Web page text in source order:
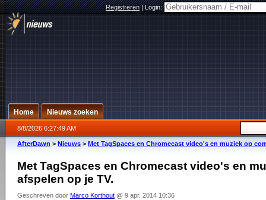
Registreren|Login:
Home Nieuws zoeken
8/8/2026 6:27:49 AM
AfterDawn > Nieuws > Met TagSpaces en Chromecast video's en muziek op
Met TagSpaces en Chromecast video's en
afspelen op je TV.
Geschreven door Marco Korthout @ 9 apr. 2014 10:36